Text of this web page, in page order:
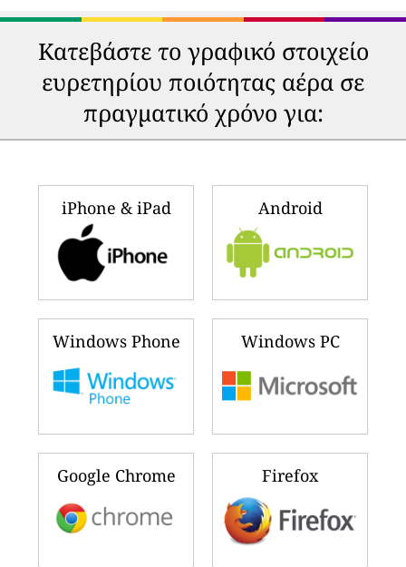
Κατεβάστε το γραφικό στοιχείο
ευρετηρίου ποιότητας αέρα σε
πραγματικό χρόνο για:
iPhone & iPad Android
Windows Phone Windows PC
Google Chrome Firefox